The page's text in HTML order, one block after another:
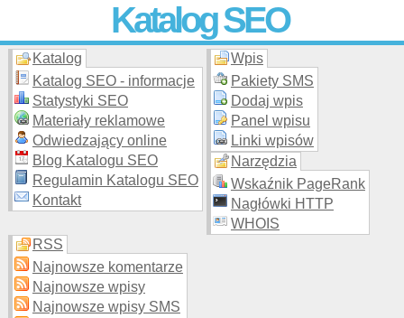
Katalog SEO
Skuteczna i promocja stron WWW –
moderowanego katalogu za darmo!
Katalog
Katalog SEO - informacje
Statystyki SEO
Materiały reklamowe
Odwiedzający online
Blog Katalogu SEO
Regulamin Katalogu SEO
Kontakt
Wpis
Pakiety SMS
Dodaj wpis
Panel wpisu
Linki wpisów
Narzędzia
Wskaźnik PageRank
Nagłówki HTTP
WHOIS
RSS
Najnowsze komentarze
Najnowsze wpisy
Najnowsze wpisy SMS